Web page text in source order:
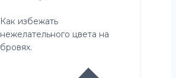
Как избежать
нежелательного цвета на
бровях.